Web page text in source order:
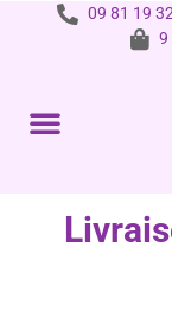
09 81 19
9